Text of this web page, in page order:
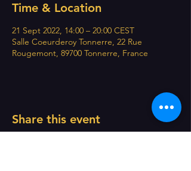
Time & Location
21 Sept 2022, 14:00 – 20:00 CEST
Salle Coeurderoy Tonnerre, 22 Rue
Rougemont, 89700 Tonnerre, France
Share this event